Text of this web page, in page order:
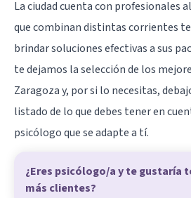
La ciudad cuenta con profesionales
que combinan distintas corrientes
brindar soluciones efectivas a sus
te dejamos la selección de los
Zaragoza y, por si lo necesitas,
listado de lo que debes tener en
psicólogo que se adapte a tí.
¿Eres psicólogo/a y te gustaría
más clientes?